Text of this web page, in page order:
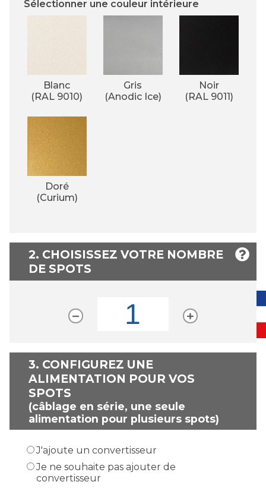
Sélectionner une couleur intérieure
Blanc
(RAL 9010)
Gris
(Anodic Ice)
Noir
(RAL 9011)
Doré
(Curium)
2. CHOISISSEZ VOTRE NOMBRE
DE SPOTS
3. CONFIGUREZ UNE
ALIMENTATION POUR VOS
SPOTS
(câblage en série, une seule
alimentation pour plusieurs spots)
J'ajoute un convertisseur
Je ne souhaite pas ajouter de
convertisseur